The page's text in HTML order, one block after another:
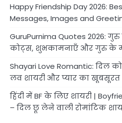
Happy Friendship Day 2026:
Messages, Images and
GuruPurnima Quotes 2026: गुरु
कोट्स, शुभकामनाएँ और गुरु के
Shayari Love Romantic: दिल
लव शायरी और प्यार का
हिंदी में BF के लिए शायरी |
– दिल छू लेने वाली रोमांटिक